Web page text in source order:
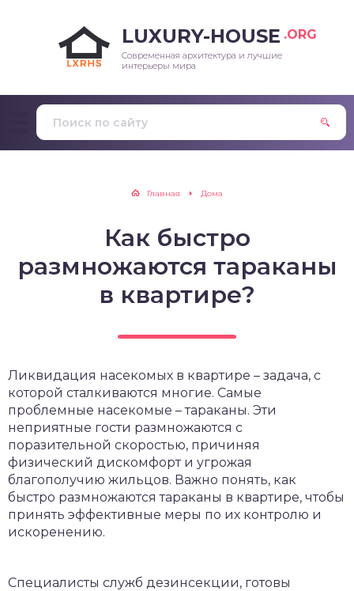
LUXURY-HOUSE .ORG
Современная архитектура и лучшие
интерьеры мира
Главная Дома
Как быстро
размножаются тараканы
в квартире?
Ликвидация насекомых в квартире – задача, с
которой сталкиваются многие. Самые
проблемные насекомые – тараканы. Эти
неприятные гости размножаются с
поразительной скоростью, причиняя
физический дискомфорт и угрожая
благополучию жильцов. Важно понять, как
быстро размножаются тараканы в квартире, чтобы
принять эффективные меры по их контролю и
искоренению.
Специалисты служб дезинсекции, готовы